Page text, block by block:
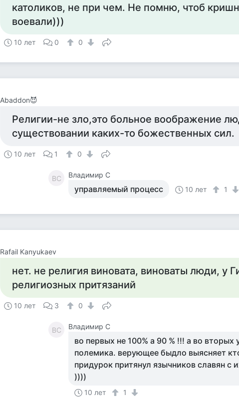
католиков, не при чем. Не помню, чтоб
воевали)))
10 лет 0 0
Abaddon😈
Религии-не зло,это больное воображение
существовании каких-то божественных сил.
10 лет 1 0
ВС Владимир С
управляемый процесс 10 лет 1
Rafail Kanyukaev
нет. не религия виновата, виноваты люди, у
религиозных притязаний
10 лет 3 0
ВС Владимир С
во первых не 100% а 90 % !!! а во вторых
полемика. верующее быдло выясняет
придурок притянул язычников славян с
))))
10 лет 1